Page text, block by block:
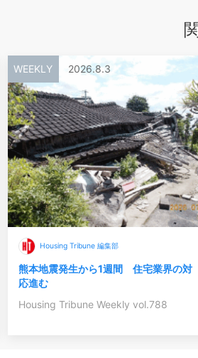
WEEKLY 2026.8.3
Housing Tribune 編集部
熊本地震発生から1週間 住宅業界の対
応進む
Housing Tribune Weekly vol.788